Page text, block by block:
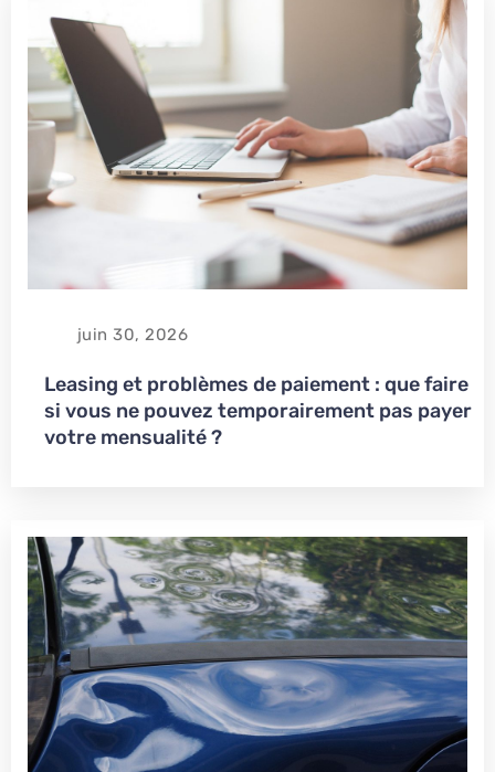
juin 30, 2026
Leasing et problèmes de paiement : que faire
si vous ne pouvez temporairement pas payer
votre mensualité ?